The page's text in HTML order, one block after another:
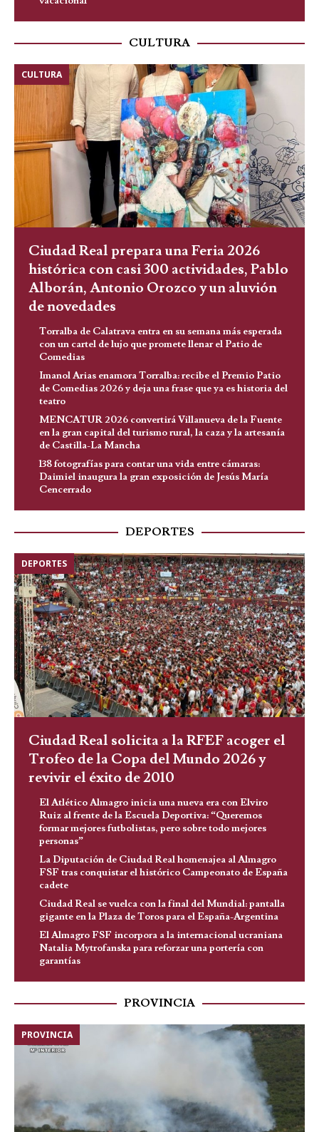
CULTURA
CULTURA
Ciudad Real prepara una Feria 2026
histórica con casi 300 actividades, Pablo
Alborán, Antonio Orozco y un aluvión
de novedades
Torralba de Calatrava entra en su semana más esperada
con un cartel de lujo que promete llenar el Patio de
Comedias
Imanol Arias enamora Torralba: recibe el Premio Patio
de Comedias 2026 y deja una frase que ya es historia del
teatro
MENCATUR 2026 convertirá Villanueva de la Fuente
en la gran capital del turismo rural, la caza y la artesanía
de Castilla-La Mancha
138 fotografías para contar una vida entre cámaras:
Daimiel inaugura la gran exposición de Jesús María
Cencerrado
DEPORTES
DEPORTES
Ciudad Real solicita a la RFEF acoger el
Trofeo de la Copa del Mundo 2026 y
revivir el éxito de 2010
El Atlético Almagro inicia una nueva era con Elviro
Ruiz al frente de la Escuela Deportiva: “Queremos
formar mejores futbolistas, pero sobre todo mejores
personas”
La Diputación de Ciudad Real homenajea al Almagro
FSF tras conquistar el histórico Campeonato de España
cadete
Ciudad Real se vuelca con la final del Mundial: pantalla
gigante en la Plaza de Toros para el España-Argentina
El Almagro FSF incorpora a la internacional ucraniana
Natalia Mytrofanska para reforzar una portería con
garantías
PROVINCIA
PROVINCIA